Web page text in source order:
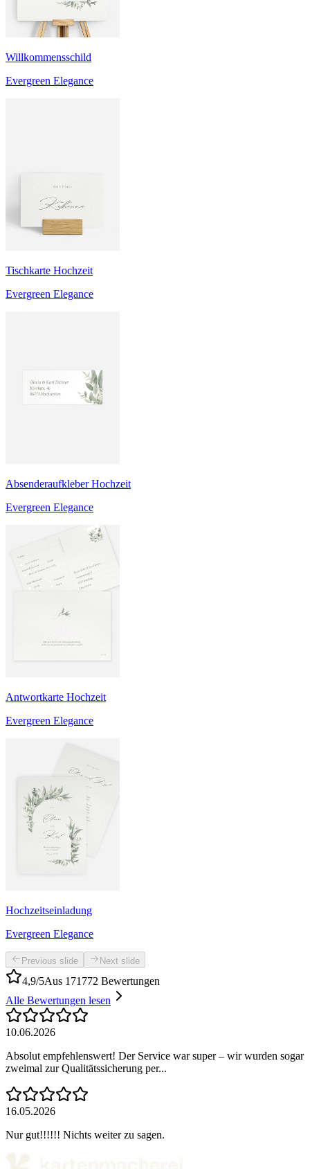
Willkommensschild
Evergreen Elegance
Tischkarte Hochzeit
Evergreen Elegance
Absenderaufkleber Hochzeit
Evergreen Elegance
Antwortkarte Hochzeit
Evergreen Elegance
Hochzeitseinladung
Evergreen Elegance
Previous slide Next slide
4,9/5Aus 171772 Bewertungen
Alle Bewertungen lesen
10.06.2026
Absolut empfehlenswert! Der Service war super – wir wurden sogar
zweimal zur Qualitätssicherung per...
16.05.2026
Nur gut!!!!!! Nichts weiter zu sagen.